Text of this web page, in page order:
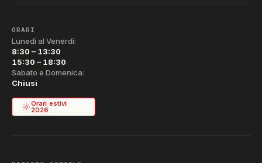
ORARI
Lunedì al Venerdì:
8:30 – 13:30
15:30 – 18:30
Sabato e Domenica:
Chiusi
Orari estivi
2026